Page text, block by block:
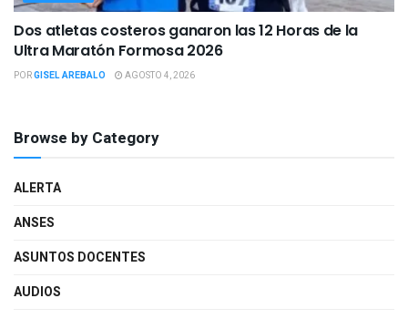
Dos atletas costeros ganaron las 12 Horas de la
Ultra Maratón Formosa 2026
PORGISEL AREBALO AGOSTO 4, 2026
Browse by Category
ALERTA
ANSES
ASUNTOS DOCENTES
AUDIOS